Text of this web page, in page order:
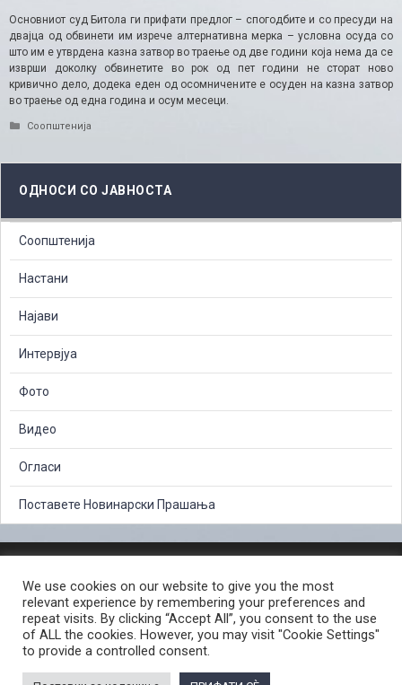
Основниот суд Битола ги прифати предлог – спогодбите и со пресуди на
двајца од обвинети им изрече алтернативна мерка – условна осуда со
што им е утврдена казна затвор во траење од две години која нема да се
изврши доколку обвинетите во рок од пет години не сторат ново
кривично дело, додека еден од осомничените е осуден на казна затвор
во траење од една година и осум месеци.
Categories
Соопштенија
ОДНОСИ СО ЈАВНОСТА
Соопштенија
Настани
Најави
Интервјуа
Фото
Видео
Огласи
Поставете Новинарски Прашања
СЛОБОДЕН ПРИСТАП ДО ИНФОРМАЦИИ ОД ЈАВЕН КАРАКТЕР
ПОСТАПКА ЗА ПРИЈАВА НА КРИВИЧНО ДЕЛО
КОРИСНИ ЛИНКОВИ
ПОЛИТИКА ЗА ПРИВАТНОСТ ВЕБ СТРАНИЦА
We use cookies on our website to give you the most
relevant experience by remembering your preferences and
repeat visits. By clicking “Accept All”, you consent to the use
of ALL the cookies. However, you may visit "Cookie Settings"
to provide a controlled consent.